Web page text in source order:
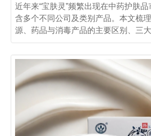
近年来“宝肤灵”频繁出现在中药护肤
含多个不同公司及类别产品。本文梳
源、药品与消毒产品的主要区别、三